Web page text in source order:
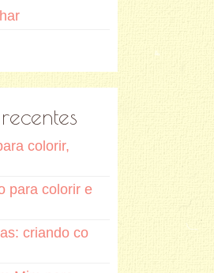
colorir,
para colorir e
criando co